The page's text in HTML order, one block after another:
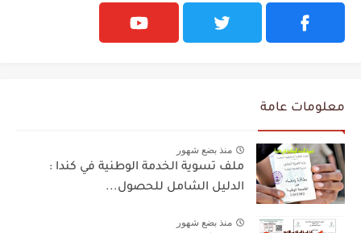
معلومات عامة
منذ بضع شهور
ملف تسوية الخدمة الوطنية في كندا :
الدليل الشامل للحصول...
منذ بضع شهور